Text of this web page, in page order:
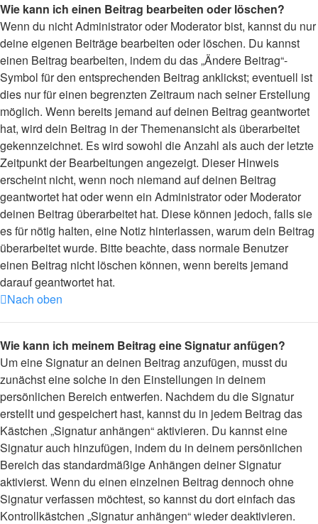
Wie kann ich einen Beitrag bearbeiten oder löschen?
Wenn du nicht Administrator oder Moderator bist, kannst du nur
deine eigenen Beiträge bearbeiten oder löschen. Du kannst
einen Beitrag bearbeiten, indem du das „Ändere Beitrag“-
Symbol für den entsprechenden Beitrag anklickst; eventuell ist
dies nur für einen begrenzten Zeitraum nach seiner Erstellung
möglich. Wenn bereits jemand auf deinen Beitrag geantwortet
hat, wird dein Beitrag in der Themenansicht als überarbeitet
gekennzeichnet. Es wird sowohl die Anzahl als auch der letzte
Zeitpunkt der Bearbeitungen angezeigt. Dieser Hinweis
erscheint nicht, wenn noch niemand auf deinen Beitrag
geantwortet hat oder wenn ein Administrator oder Moderator
deinen Beitrag überarbeitet hat. Diese können jedoch, falls sie
es für nötig halten, eine Notiz hinterlassen, warum dein Beitrag
überarbeitet wurde. Bitte beachte, dass normale Benutzer
einen Beitrag nicht löschen können, wenn bereits jemand
darauf geantwortet hat.
Nach oben
Wie kann ich meinem Beitrag eine Signatur anfügen?
Um eine Signatur an deinen Beitrag anzufügen, musst du
zunächst eine solche in den Einstellungen in deinem
persönlichen Bereich entwerfen. Nachdem du die Signatur
erstellt und gespeichert hast, kannst du in jedem Beitrag das
Kästchen „Signatur anhängen“ aktivieren. Du kannst eine
Signatur auch hinzufügen, indem du in deinem persönlichen
Bereich das standardmäßige Anhängen deiner Signatur
aktivierst. Wenn du einen einzelnen Beitrag dennoch ohne
Signatur verfassen möchtest, so kannst du dort einfach das
Kontrollkästchen „Signatur anhängen“ wieder deaktivieren.